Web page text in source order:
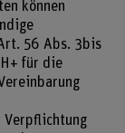
können
56 Abs. 3bis
für die
Verpflichtung